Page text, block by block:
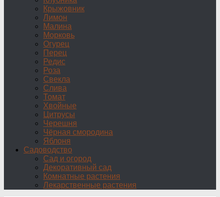
Крыжовник
Лимон
Малина
Морковь
Огурец
Перец
Редис
Роза
Свекла
Слива
Томат
Хвойные
Цитрусы
Черешня
Чёрная смородина
Яблоня
Садоводство
Сад и огород
Декоративный сад
Комнатные растения
Лекарственные растения